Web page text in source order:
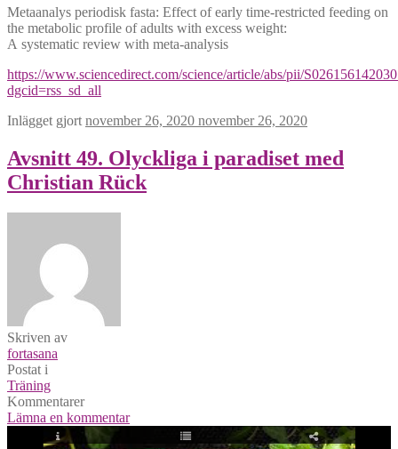
Metaanalys periodisk fasta: Effect of early time-restricted feeding on
the metabolic profile of adults with excess weight:
A systematic review with meta-analysis
https://www.sciencedirect.com/science/article/abs/pii/
dgcid=rss_sd_all
Inlägget gjort november 26, 2020 november 26, 2020
Avsnitt 49. Olyckliga i paradiset med
Christian Rück
Skriven av
fortasana
Postat i
Träning
Kommentarer
Lämna en kommentar